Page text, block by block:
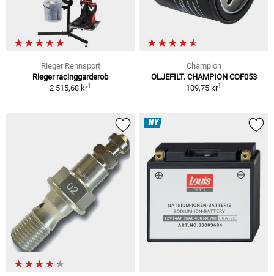
Rieger Rennsport
Rieger racinggarderob
2 515,68 kr1
Champion
OLJEFILT. CHAMPION COF053
109,75 kr1
NY